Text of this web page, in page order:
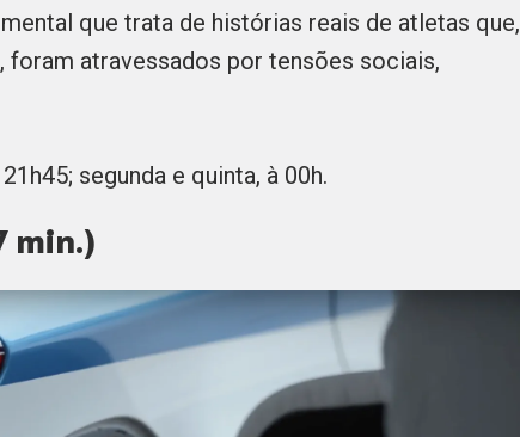
que trata de histórias reais de atletas que,
atravessados por tensões sociais,
segunda e quinta, à 00h.
min.)